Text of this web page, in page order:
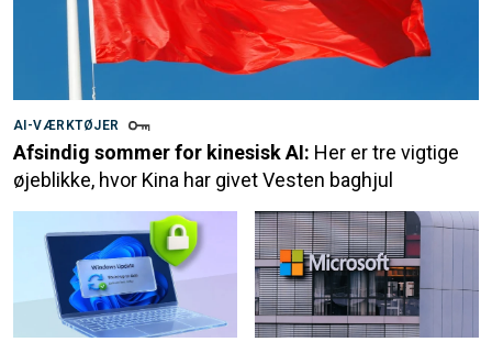
AI-VÆRKTØJER
Afsindig sommer for kinesisk AI: Her er tre vigtige
øjeblikke, hvor Kina har givet Vesten baghjul